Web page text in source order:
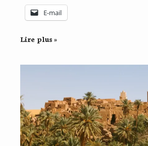
E-mail
Lire plus »